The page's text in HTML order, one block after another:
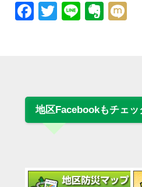
Facebook
Twitter
Line
地区Facebookもチェッ